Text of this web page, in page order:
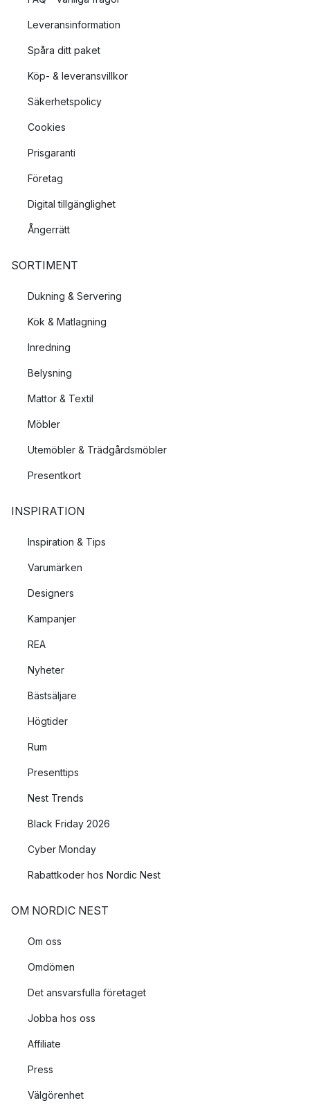
Leveransinformation
Spåra ditt paket
Köp- & leveransvillkor
Säkerhetspolicy
Cookies
Prisgaranti
Företag
Digital tillgänglighet
Ångerrätt
SORTIMENT
Dukning & Servering
Kök & Matlagning
Inredning
Belysning
Mattor & Textil
Möbler
Utemöbler & Trädgårdsmöbler
Presentkort
INSPIRATION
Inspiration & Tips
Varumärken
Designers
Kampanjer
REA
Nyheter
Bästsäljare
Högtider
Rum
Presenttips
Nest Trends
Black Friday 2026
Cyber Monday
Rabattkoder hos Nordic Nest
OM NORDIC NEST
Om oss
Omdömen
Det ansvarsfulla företaget
Jobba hos oss
Affiliate
Press
Välgörenhet